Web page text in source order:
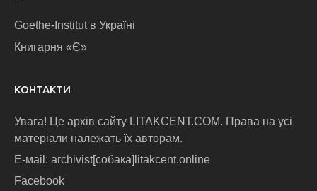
Goethe-Institut в Україні
Книгарня «Є»
КОНТАКТИ
Увага! Це архів сайту LITAKCENT.COM. Права на усі
матеріали належать їх авторам.
E-маіl: archivist[собака]litakcent.online
Facebook